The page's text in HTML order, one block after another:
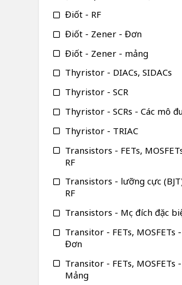
Điốt - RF
Điốt - Zener - Đơn
Điốt - Zener - mảng
Thyristor - DIACs, SIDACs
Thyristor - SCR
Thyristor - SCRs - Các mô
Thyristor - TRIAC
Transistors - FETs,
RF
Transistors - lưỡng cực
RF
Transistors - Mục đích đặc
Transitor - FETs, MOSFETs -
Đơn
Transitor - FETs, MOSFETs -
Mảng